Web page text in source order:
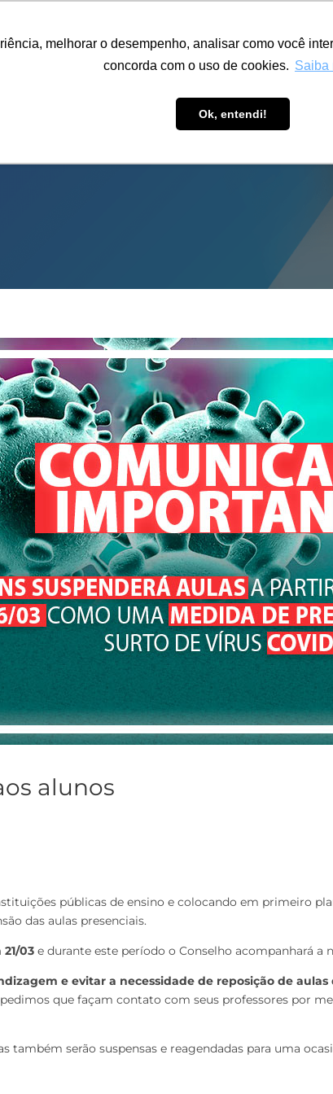
melhorar o desempenho, analisar como você
concorda com o uso de cookies. Saiba
Ok, entendi!
PÓS-GRADUAÇÃO CAPACITAÇÃO EXTENSÃO
alunos
públicas de ensino e colocando em primeiro
das aulas presenciais.
21/03 e durante este período o Conselho acompanhará a
e evitar a necessidade de reposição de
que façam contato com seus professores por
também serão suspensas e reagendadas para uma